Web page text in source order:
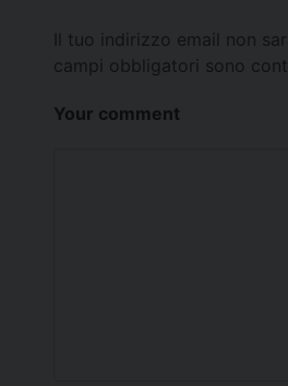
Il tuo indirizzo email non
campi obbligatori sono
Your comment